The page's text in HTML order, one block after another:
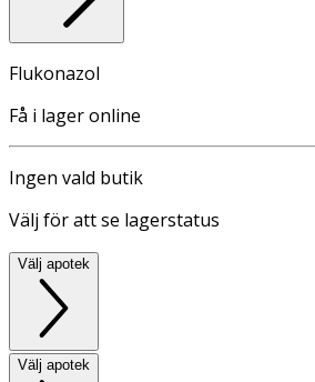
Flukonazol
Få i lager online
Ingen vald butik
Välj för att se lagerstatus
Välj apotek
Välj apotek